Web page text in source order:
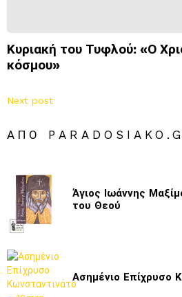
Κυριακή του Τυφλού: «Ο
κόσμου»
Next post
ΑΠΌ
Άγιος Ιωάννης
του Θεού
Ασημένιο Επίχρυσο